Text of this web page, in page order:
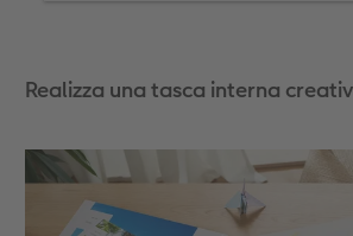
Realizza una tasca interna